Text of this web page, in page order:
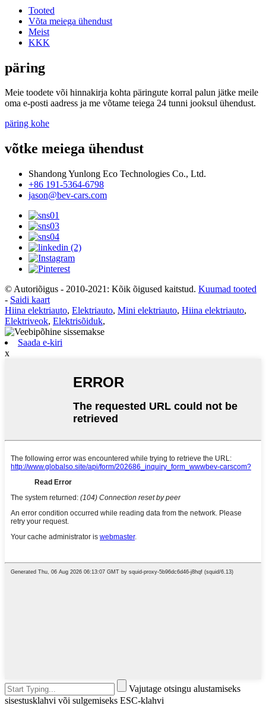
Tooted
Võta meiega ühendust
Meist
KKK
päring
Meie toodete või hinnakirja kohta päringute korral palun jätke meile
oma e-posti aadress ja me võtame teiega 24 tunni jooksul ühendust.
päring kohe
võtke meiega ühendust
Shandong Yunlong Eco Technologies Co., Ltd.
+86 191-5364-6798
jason@bev-cars.com
© Autoriõigus - 2010-2021: Kõik õigused kaitstud. Kuumad tooted
- Saidi kaart
Hiina elektriauto, Elektriauto, Mini elektriauto, Hiina elektriauto,
Elektriveok, Elektrisõiduk,
Saada e-kiri
x
Vajutage otsingu alustamiseks
sisestusklahvi või sulgemiseks ESC-klahvi